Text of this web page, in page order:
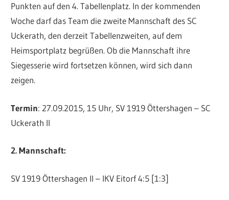
Punkten auf den 4. Tabellenplatz. In der kommenden
Woche darf das Team die zweite Mannschaft des SC
Uckerath, den derzeit Tabellenzweiten, auf dem
Heimsportplatz begrüßen. Ob die Mannschaft ihre
Siegesserie wird fortsetzen können, wird sich dann
zeigen.
Termin: 27.09.2015, 15 Uhr, SV 1919 Öttershagen – SC
Uckerath II
2. Mannschaft:
SV 1919 Öttershagen II – IKV Eitorf 4:5 [1:3]